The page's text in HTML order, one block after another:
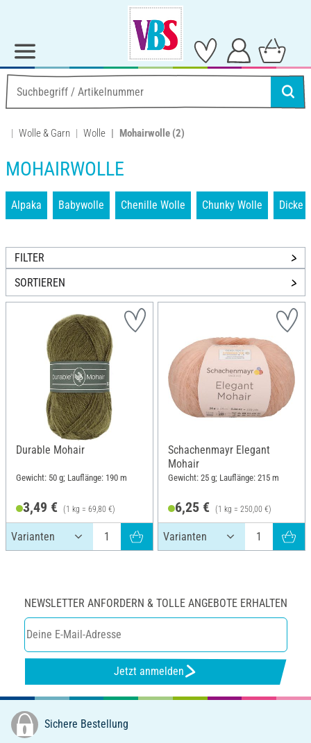
Wolle & Garn Wolle Mohairwolle (2)
MOHAIRWOLLE
Alpaka Babywolle Chenille Wolle Chunky Wolle Dicke
FILTER
SORTIEREN
Durable Mohair
Gewicht: 50 g; Lauflänge: 190 m
3,49 € (1 kg = 69,80 €)
Schachenmayr Elegant
Mohair
Gewicht: 25 g; Lauflänge: 215 m
6,25 € (1 kg = 250,00 €)
NEWSLETTER ANFORDERN & TOLLE ANGEBOTE ERHALTEN
Jetzt anmelden
Sichere Bestellung